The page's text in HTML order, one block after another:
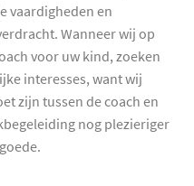
vaardigheden en
Wanneer wij op
voor uw kind, zoeken
interesses, want wij
zijn tussen de coach en
nog plezieriger